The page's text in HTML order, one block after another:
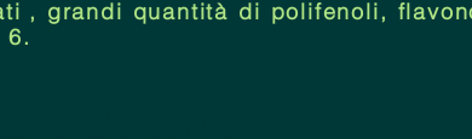
, grandi quantità di polifenoli,
6.